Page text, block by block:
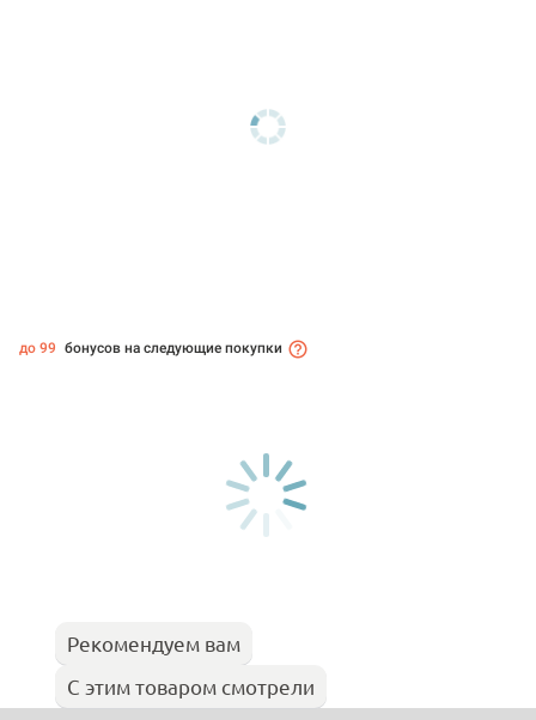
до 99 бонусов на следующие покупки
Рекомендуем вам
С этим товаром смотрели